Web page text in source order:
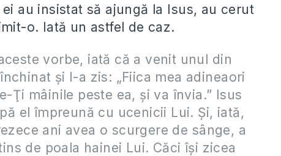
au insistat să ajungă la Isus, au cerut
o. Iată un astfel de caz.
vorbe, iată că a venit unul din
şi I-a zis: „Fiica mea adineaori
Ţi mâinile peste ea, şi va învia.” Isus
el împreună cu ucenicii Lui. Şi, iată,
ani avea o scurgere de sânge, a
de poala hainei Lui. Căci îşi zicea